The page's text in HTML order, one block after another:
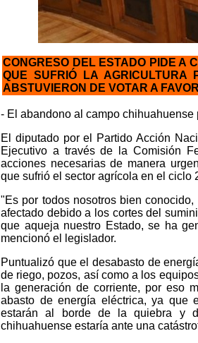
CONGRESO DEL ESTADO PIDE A
QUE SUFRIÓ LA AGRICULTURA
ABSTUVIERON DE VOTAR A
- El abandono al campo
El diputado por el Partido Acción
Ejecutivo a través de la Comisión
acciones necesarias de manera
que sufrió el sector agrícola en el ciclo
"Es por todos nosotros bien
afectado debido a los cortes del
que aqueja nuestro Estado, se ha
mencionó el legislador.
Puntualizó que el desabasto de
de riego, pozos, así como a los
la generación de corriente, por eso
abasto de energía eléctrica, ya que
estarán al borde de la quiebra y
chihuahuense estaría ante una